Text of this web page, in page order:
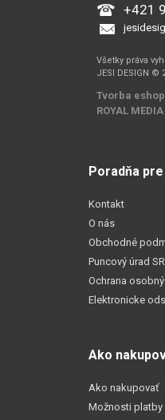
+421
Všetky práva
JESI DESIGN ©
Tvorba
ROYAL
Poradňa
Kontakt
O nás
Obchodné
Puncový úrad SR
Ochrana
Elektronicke
Ako
Ako nakupovať
Možnosti platby